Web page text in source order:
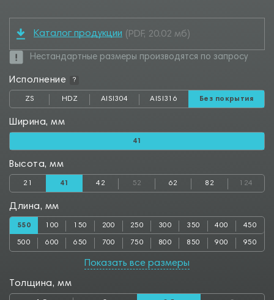
Каталог продукции (PDF, 20.02 мб)
Нестандартные размеры производятся по запросу
Исполнение ?
ZS HDZ AISI304 AISI316 Без покрытия
Ширина, мм
41
Высота, мм
21 41 42 52 62 82 124
Длина, мм
550 100 150 200 250 300 350 400 450
500 600 650 700 750 800 850 900 950
1100 1150 1200 1250 1300
1900 1950 2000 2050 2100 2150 2200 2250 2300
Показать все размеры
Толщина, мм